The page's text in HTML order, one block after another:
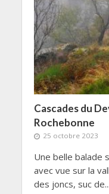
Cascades du
Rochebonne
25 octobre 2023
Une belle balade
avec vue sur la
des joncs, suc de...